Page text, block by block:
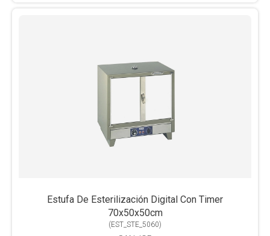
Estufa De Esterilización Digital Con Timer
70x50x50cm
(EST_STE_5060)